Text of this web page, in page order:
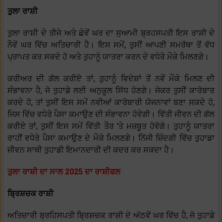
ਤੁਲਾ ਰਾਸ਼ੀ
ਤੁਲਾ ਰਾਸ਼ੀ ਦੇ ਤੀਜੇ ਅਤੇ ਛੇਵੇਂ ਘਰ ਦਾ ਸੁਆਮੀ ਬ੍ਰਹਸਪਤੀ ਇਸ ਰਾਸ਼ੀ ਦੇ
ਨੌਵੇਂ ਘਰ ਵਿੱਚ ਅਤਿਚਾਰੀ ਹੈ। ਇਸ ਸਮੇਂ, ਤੁਸੀਂ ਆਪਣੀ ਸਮਰੱਥਾ ਤੋਂ ਵੱਧ
ਪ੍ਰਾਪਤ ਕਰ ਸਕਦੇ ਹੋ ਅਤੇ ਤੁਹਾਨੂੰ ਯਾਤਰਾ ਕਰਨ ਦੇ ਵਧੇਰੇ ਮੌਕੇ ਮਿਲਣਗੇ।
ਕਰੀਅਰ ਦੀ ਗੱਲ ਕਰੀਏ ਤਾਂ, ਤੁਹਾਨੂੰ ਵਿਦੇਸ਼ਾਂ ਤੋਂ ਨਵੇਂ ਮੌਕੇ ਮਿਲਣ ਦੀ
ਸੰਭਾਵਨਾ ਹੈ, ਜੋ ਤੁਹਾਡੇ ਲਈ ਅਨੁਕੂਲ ਸਿੱਧ ਹੋਣਗੇ। ਜੇਕਰ ਤੁਸੀਂ ਕਾਰੋਬਾਰ
ਕਰਦੇ ਹੋ, ਤਾਂ ਤੁਸੀਂ ਇਸ ਸਮੇਂ ਨਵੀਆਂ ਕਾਰੋਬਾਰੀ ਯੋਜਨਾਵਾਂ ਬਣਾ ਸਕਦੇ ਹੋ,
ਜਿਸ ਵਿੱਚ ਵਧੇਰੇ ਪੈਸਾ ਕਮਾਉਣ ਦੀ ਸੰਭਾਵਨਾ ਹੋਵੇਗੀ। ਵਿੱਤੀ ਜੀਵਨ ਦੀ ਗੱਲ
ਕਰੀਏ ਤਾਂ, ਤੁਸੀਂ ਇਸ ਸਮੇਂ ਵਿੱਤੀ ਤੌਰ 'ਤੇ ਮਜ਼ਬੂਤ ​​ਹੋਵੋਗੇ। ਤੁਹਾਨੂੰ ਯਾਤਰਾ
ਰਾਹੀਂ ਵਧੇਰੇ ਪੈਸਾ ਕਮਾਉਣ ਦੇ ਮੌਕੇ ਮਿਲਣਗੇ। ਨਿੱਜੀ ਜ਼ਿੰਦਗੀ ਵਿੱਚ ਤੁਹਾਡਾ
ਜੀਵਨ ਸਾਥੀ ਤੁਹਾਡੀ ਇਮਾਨਦਾਰੀ ਦੀ ਕਦਰ ਕਰ ਸਕਦਾ ਹੈ।
ਤੁਲਾ ਰਾਸ਼ੀ ਦਾ ਸਾਲ 2025 ਦਾ ਰਾਸ਼ੀਫਲ
ਬ੍ਰਿਸ਼ਚਕ ਰਾਸ਼ੀ
ਅਤਿਚਾਰੀ ਬ੍ਰਹਿਸਪਤੀ ਬ੍ਰਿਸ਼ਚਕ ਰਾਸ਼ੀ ਦੇ ਅੱਠਵੇਂ ਘਰ ਵਿੱਚ ਹੈ, ਜੋ ਤੁਹਾਡੇ